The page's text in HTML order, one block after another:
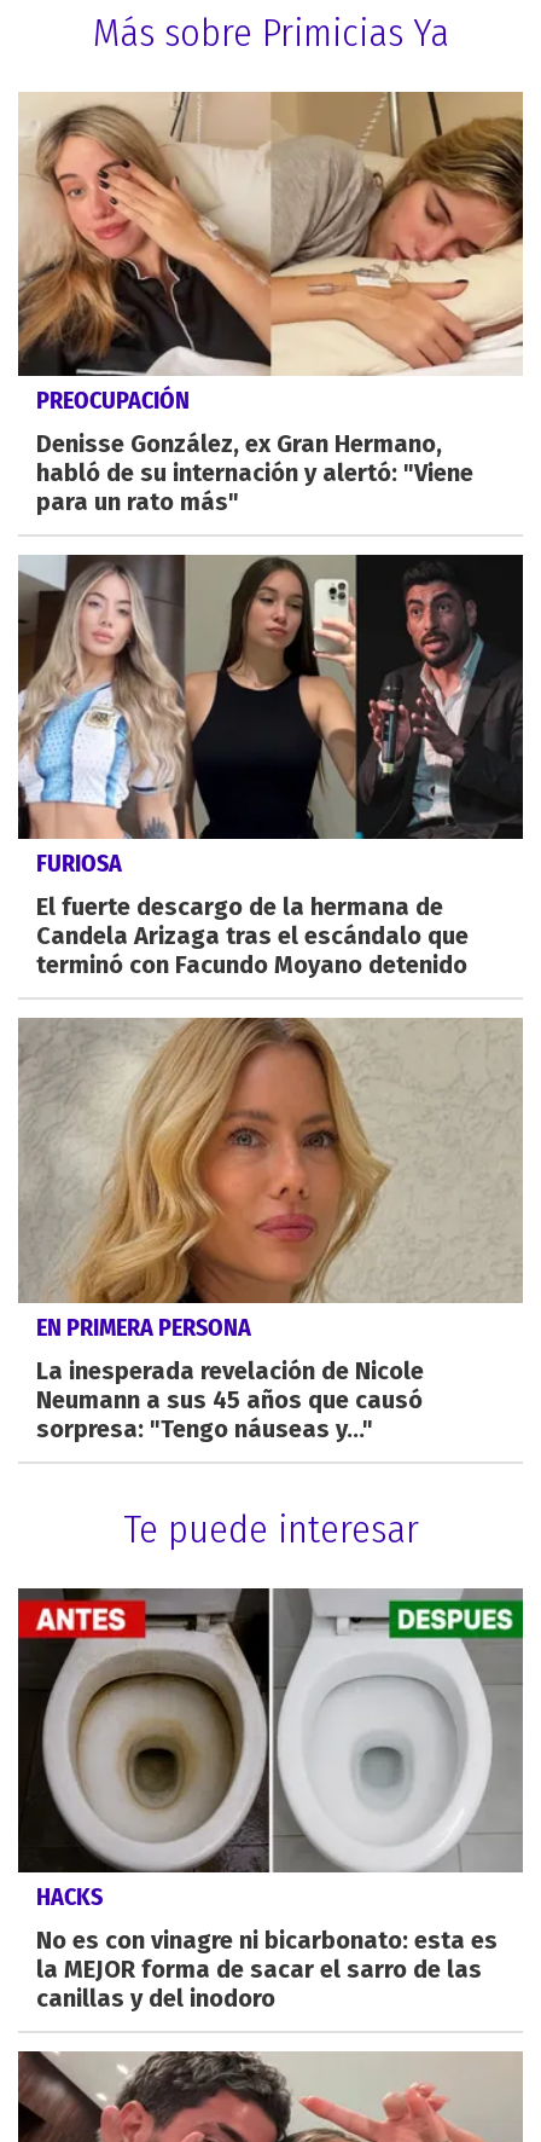
Más sobre Primicias Ya
PREOCUPACIÓN
Denisse González, ex Gran Hermano,
habló de su internación y alertó: "Viene
para un rato más"
FURIOSA
El fuerte descargo de la hermana de
Candela Arizaga tras el escándalo que
terminó con Facundo Moyano detenido
EN PRIMERA PERSONA
La inesperada revelación de Nicole
Neumann a sus 45 años que causó
sorpresa: "Tengo náuseas y..."
Te puede interesar
HACKS
No es con vinagre ni bicarbonato: esta es
la MEJOR forma de sacar el sarro de las
canillas y del inodoro